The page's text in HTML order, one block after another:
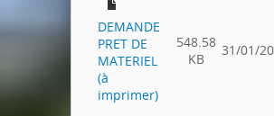
DEMANDE
PRET DE
MATERIEL
(à
imprimer)
548.58
KB
31/01/